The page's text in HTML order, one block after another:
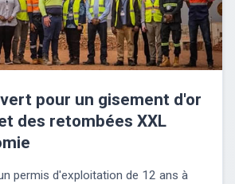
pour un gisement d'or
des retombées XXL
permis d'exploitation de 12 ans à